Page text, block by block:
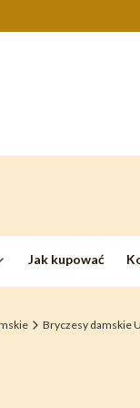
Jak kupować
Bryczesy damskie